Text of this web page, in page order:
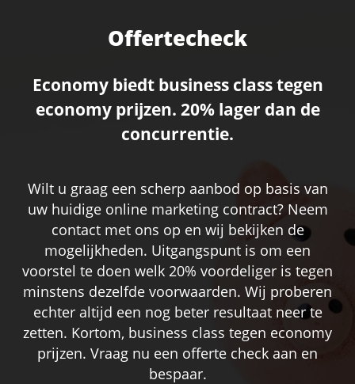
Offertecheck
Economy biedt business class tegen
economy prijzen. 20% lager dan de
concurrentie.
Wilt u graag een scherp aanbod op basis van
uw huidige online marketing contract? Neem
contact met ons op en wij bekijken de
mogelijkheden. Uitgangspunt is om een
voorstel te doen welk 20% voordeliger is tegen
minstens dezelfde voorwaarden. Wij proberen
echter altijd een nog beter resultaat neer te
zetten. Kortom, business class tegen economy
prijzen. Vraag nu een offerte check aan en
bespaar.